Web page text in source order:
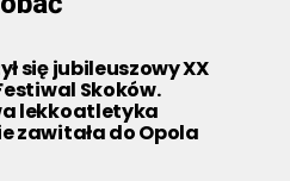
się jubileuszowy XX
Skoków.
lekkoatletyka
zawitała do Opola